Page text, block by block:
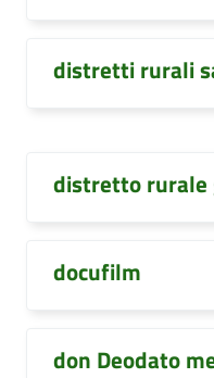
distretti rurali
distretto rurale
docufilm
don Deodato